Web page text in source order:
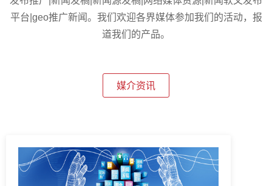
平台|geo推广新闻。我们欢迎各界媒体参加我们的活动，报
道我们的产品。
媒介资讯